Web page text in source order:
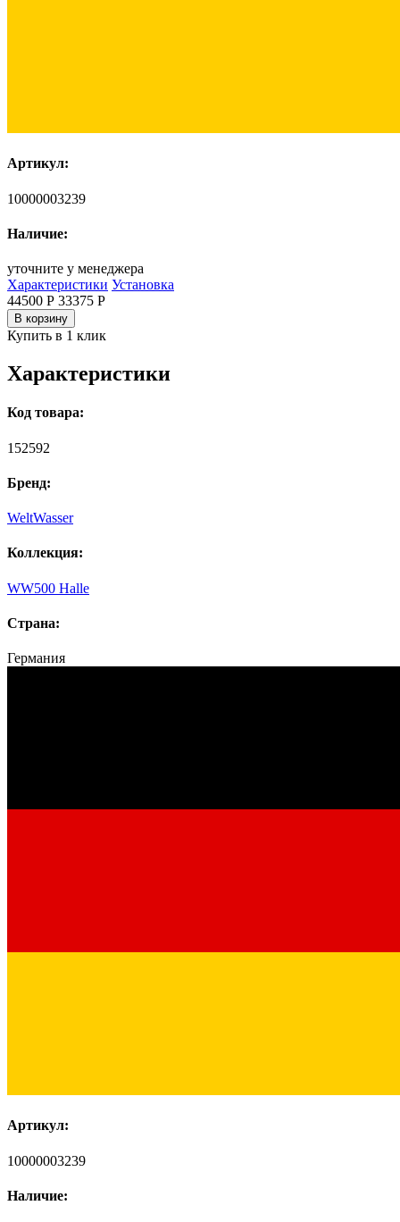
Артикул:
10000003239
Наличие:
уточните у менеджера
Характеристики Установка
44500 Р 33375 Р
В корзину
Купить в 1 клик
Характеристики
Код товара:
152592
Бренд:
WeltWasser
Коллекция:
WW500 Halle
Страна:
Германия
Артикул:
10000003239
Наличие: